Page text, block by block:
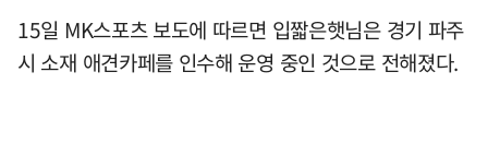
15일 MK스포츠 보도에 따르면 입짧은햇님은 경기 파주
시 소재 애견카페를 인수해 운영 중인 것으로 전해졌다.